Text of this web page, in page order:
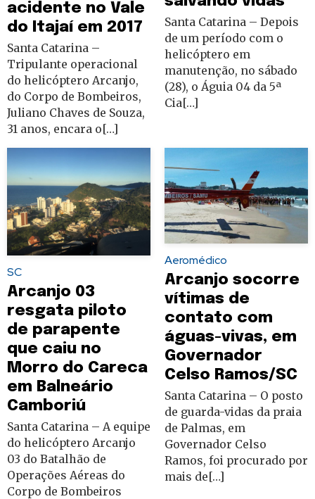
acidente no Vale
do Itajaí em 2017
Santa Catarina –
Tripulante operacional
do helicóptero Arcanjo,
do Corpo de Bombeiros,
Juliano Chaves de Souza,
31 anos, encara o[…]
Santa Catarina – Depois
de um período com o
helicóptero em
manutenção, no sábado
(28), o Águia 04 da 5ª
Cia[…]
SC
Arcanjo 03
resgata piloto
de parapente
que caiu no
Morro do Careca
em Balneário
Camboriú
Santa Catarina – A equipe
do helicóptero Arcanjo
03 do Batalhão de
Operações Aéreas do
Corpo de Bombeiros
Aeromédico
Arcanjo socorre
vítimas de
contato com
águas-vivas, em
Governador
Celso Ramos/SC
Santa Catarina – O posto
de guarda-vidas da praia
de Palmas, em
Governador Celso
Ramos, foi procurado por
mais de[…]